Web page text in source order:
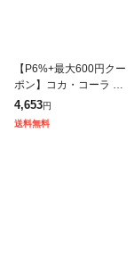
【P6%+最大600円クー
ポン】コカ・コーラ ペ
ットボトル 500ml 人気
飲料 48本 24本×2箱 綾
鷹 アクエリ コーラゼ
4,653円
送料無料